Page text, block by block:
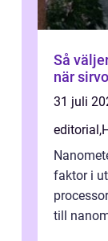
Så väljer
när
31 juli
editorial,
faktor i
till